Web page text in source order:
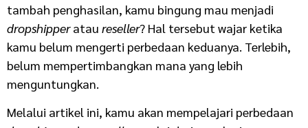
tambah penghasilan, kamu bingung mau menjadi
dropshipperatau reseller? Hal tersebut wajar ketika
kamu belum mengerti perbedaan keduanya. Terlebih,
belum mempertimbangkan mana yang lebih
menguntungkan.
Melalui artikel ini, kamu akan mempelajari perbedaan